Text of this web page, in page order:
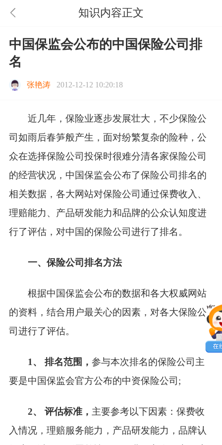
知识内容正文
中国保监会公布的中国保险公司排
名
张艳涛 2012-12-12 10:20:18
近几年，保险业逐步发展壮大，不少保险公
司如雨后春笋般产生，面对纷繁复杂的险种，公
众在选择保险公司投保时很难分清各家保险公司
的经营状况，中国保监会公布了保险公司排名的
相关数据，各大网站对保险公司通过保费收入、
理赔能力、产品研发能力和品牌的公众认知度进
行了评估，对中国的保险公司进行了排名。
一、保险公司排名方法
根据中国保监会公布的数据和各大权威网站
的资料，结合用户最关心的因素，对各大保险公
司进行了评估。
1、 排名范围， 参与本次排名的保险公司主
要是中国保监会官方公布的中资保险公司;
2、 评估标准， 主要参考以下因素：保费收
入情况，理赔服务能力，产品研发能力，品牌认